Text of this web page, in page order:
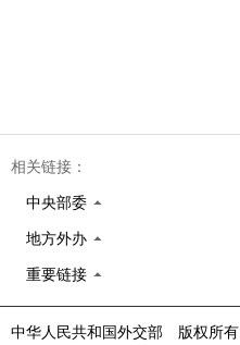
相关链接：
中央部委
地方外办
重要链接
中华人民共和国外交部 版权所有